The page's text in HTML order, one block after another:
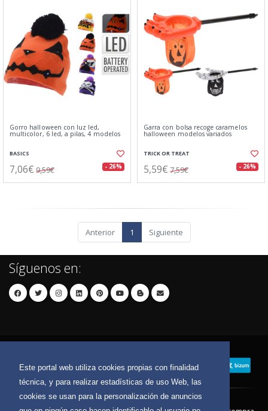
Este portal web utiliza cookies propias con finalidad
técnica, y para realizar estadísticas de uso Web, las
cookies se usan para la personalización de anuncios
Gorro halloween con luz led,
multicolor, 6 led, a pilas, 4 modelos
BASICS
7,06€ 9,59€ - 26%
Garra con bolsa recoge caramelos
halloween modelos variados
TRICK OR TREAT
5,59€ 7,59€ - 26%
Anterior 1 Siguiente
Síguenos en: